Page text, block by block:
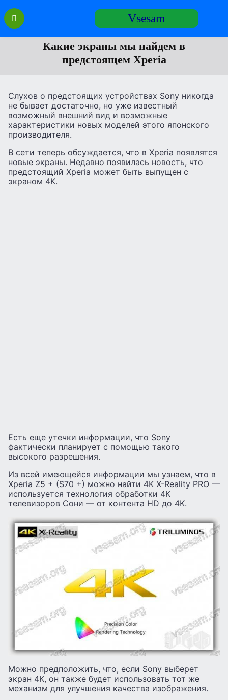
Перейти
содержанию
Vsesam
Какие экраны мы найдем в
предстоящем Xperia
Слухов о предстоящих устройствах Sony никогда
не бывает достаточно, но уже известный
возможный внешний вид и возможные
характеристики новых моделей этого японского
производителя.
В сети теперь обсуждается, что в Xperia появлятся
новые экраны. Недавно появилась новость, что
предстоящий Xperia может быть выпущен с
экраном 4K.
Есть еще утечки информации, что Sony
фактически планирует с помощью такого
высокого разрешения.
Из всей имеющейся информации мы узнаем, что в
Xperia Z5 + (S70 +) можно найти 4K X-Reality PRO —
используется технология обработки 4K
телевизоров Сони — от контента HD до 4K.
Можно предположить, что, если Sony выберет
экран 4K, он также будет использовать тот же
механизм для улучшения качества изображения.